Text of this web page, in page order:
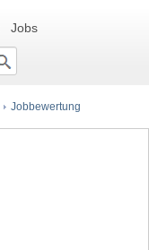
Jobs
Jobbewertung